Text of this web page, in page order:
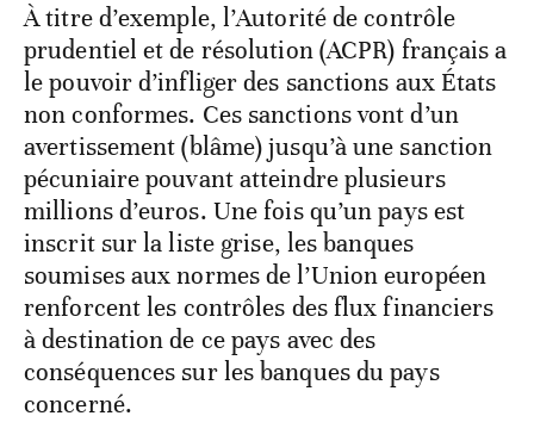
À titre d’exemple, l’Autorité de contrôle
prudentiel et de résolution (ACPR) français a
le pouvoir d’infliger des sanctions aux États
non conformes. Ces sanctions vont d’un
avertissement (blâme) jusqu’à une sanction
pécuniaire pouvant atteindre plusieurs
millions d’euros. Une fois qu’un pays est
inscrit sur la liste grise, les banques
soumises aux normes de l’Union européen
renforcent les contrôles des flux financiers
à destination de ce pays avec des
conséquences sur les banques du pays
concerné.